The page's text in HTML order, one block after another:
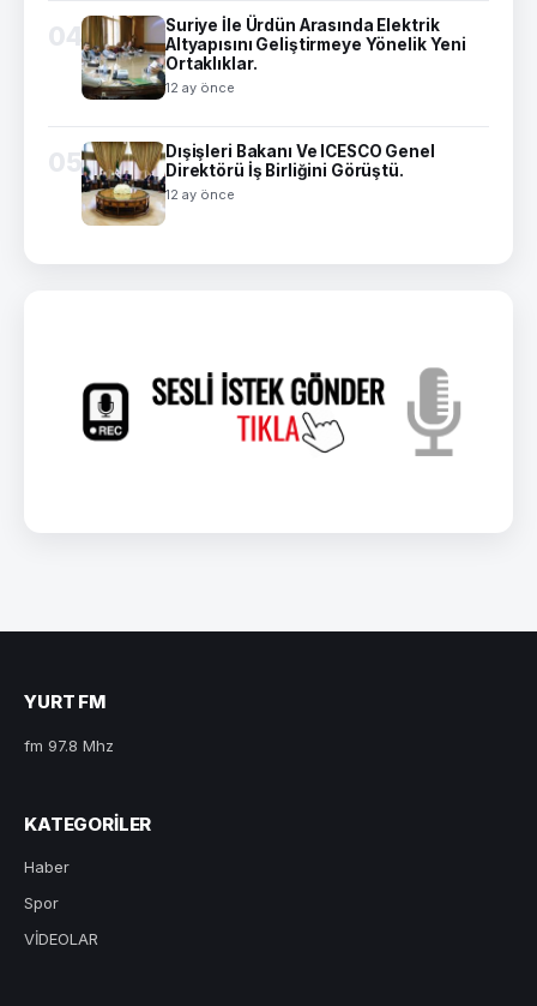
04
Suriye İle Ürdün Arasında Elektrik
Altyapısını Geliştirmeye Yönelik Yeni
Ortaklıklar.
12 ay önce
05
Dışişleri Bakanı Ve ICESCO Genel
Direktörü İş Birliğini Görüştü.
12 ay önce
YURT FM
fm 97.8 Mhz
KATEGORILER
Haber
Spor
VİDEOLAR